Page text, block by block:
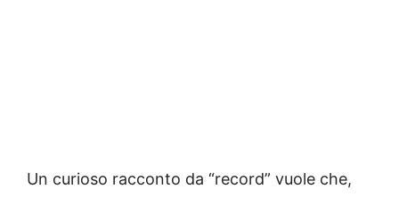
Un curioso racconto da “record” vuole che,